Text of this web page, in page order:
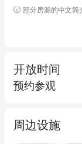
- 总面积133平方
- 公共卫生间
- 灵活分区，适用
施无可比拟
部分房源的中文简
开放时间
预约参观
周边设施